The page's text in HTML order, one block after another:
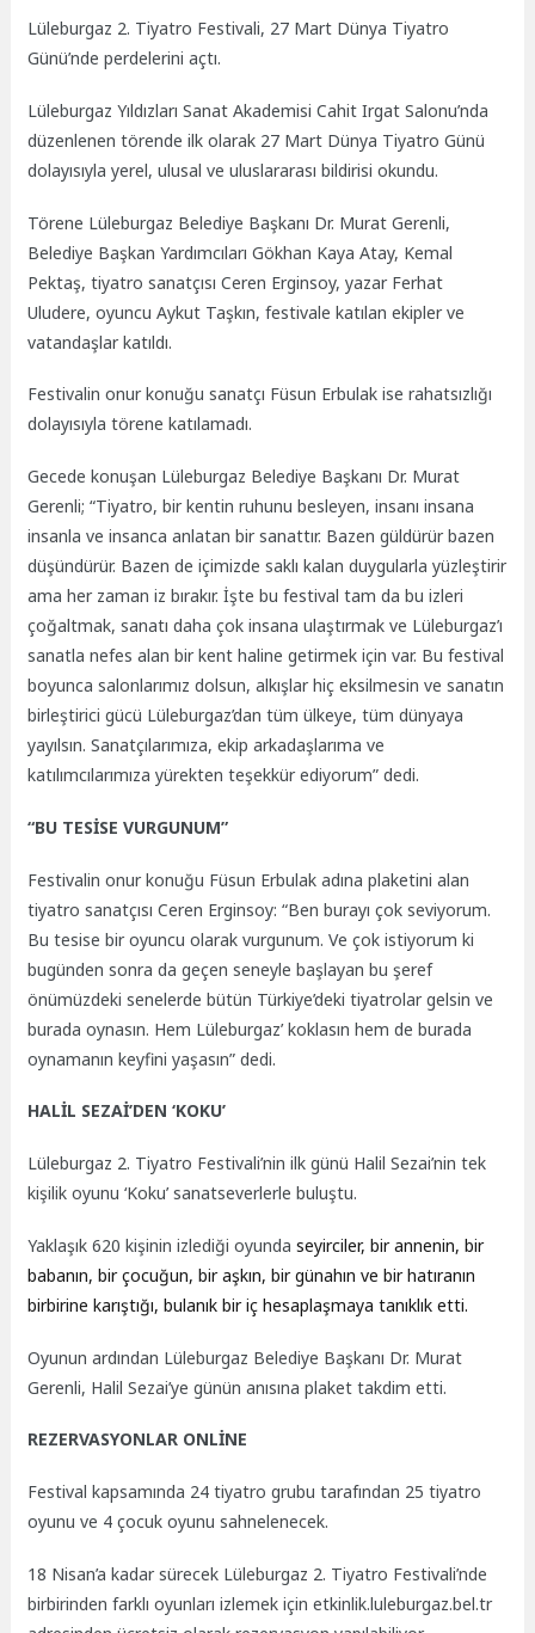
Lüleburgaz 2. Tiyatro Festivali, 27 Mart Dünya Tiyatro
Günü’nde perdelerini açtı.
Lüleburgaz Yıldızları Sanat Akademisi Cahit Irgat Salonu’nda
düzenlenen törende ilk olarak 27 Mart Dünya Tiyatro Günü
dolayısıyla yerel, ulusal ve uluslararası bildirisi okundu.
Törene Lüleburgaz Belediye Başkanı Dr. Murat Gerenli,
Belediye Başkan Yardımcıları Gökhan Kaya Atay, Kemal
Pektaş, tiyatro sanatçısı Ceren Erginsoy, yazar Ferhat
Uludere, oyuncu Aykut Taşkın, festivale katılan ekipler ve
vatandaşlar katıldı.
Festivalin onur konuğu sanatçı Füsun Erbulak ise rahatsızlığı
dolayısıyla törene katılamadı.
Gecede konuşan Lüleburgaz Belediye Başkanı Dr. Murat
Gerenli; “Tiyatro, bir kentin ruhunu besleyen, insanı insana
insanla ve insanca anlatan bir sanattır. Bazen güldürür bazen
düşündürür. Bazen de içimizde saklı kalan duygularla yüzleştirir
ama her zaman iz bırakır. İşte bu festival tam da bu izleri
çoğaltmak, sanatı daha çok insana ulaştırmak ve Lüleburgaz’ı
sanatla nefes alan bir kent haline getirmek için var. Bu festival
boyunca salonlarımız dolsun, alkışlar hiç eksilmesin ve sanatın
birleştirici gücü Lüleburgaz’dan tüm ülkeye, tüm dünyaya
yayılsın. Sanatçılarımıza, ekip arkadaşlarıma ve
katılımcılarımıza yürekten teşekkür ediyorum” dedi.
“BU TESİSE VURGUNUM”
Festivalin onur konuğu Füsun Erbulak adına plaketini alan
tiyatro sanatçısı Ceren Erginsoy: “Ben burayı çok seviyorum.
Bu tesise bir oyuncu olarak vurgunum. Ve çok istiyorum ki
bugünden sonra da geçen seneyle başlayan bu şeref
önümüzdeki senelerde bütün Türkiye’deki tiyatrolar gelsin ve
burada oynasın. Hem Lüleburgaz’ koklasın hem de burada
oynamanın keyfini yaşasın” dedi.
HALİL SEZAİ’DEN ‘KOKU’
Lüleburgaz 2. Tiyatro Festivali’nin ilk günü Halil Sezai’nin tek
kişilik oyunu ‘Koku’ sanatseverlerle buluştu.
Yaklaşık 620 kişinin izlediği oyundaseyirciler, bir annenin, bir
babanın, bir çocuğun, bir aşkın, bir günahın ve bir hatıranın
birbirine karıştığı, bulanık bir iç hesaplaşmaya tanıklık etti.
Oyunun ardından Lüleburgaz Belediye Başkanı Dr. Murat
Gerenli, Halil Sezai’ye günün anısına plaket takdim etti.
REZERVASYONLAR ONLİNE
Festival kapsamında 24 tiyatro grubu tarafından 25 tiyatro
oyunu ve 4 çocuk oyunu sahnelenecek.
18 Nisan’a kadar sürecek Lüleburgaz 2. Tiyatro Festivali’nde
birbirinden farklı oyunları izlemek için etkinlik.luleburgaz.bel.tr